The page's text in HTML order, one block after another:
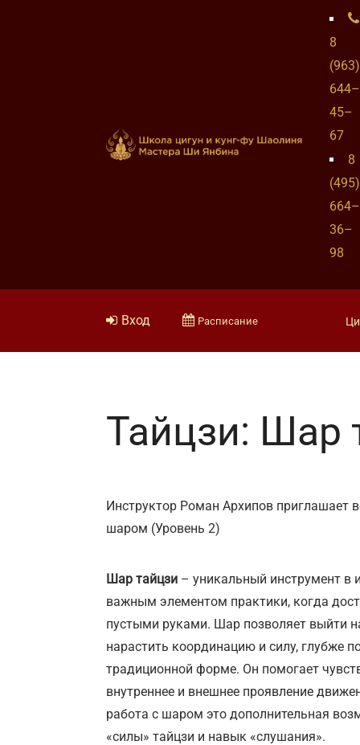
8
(963)
644–
45–
67
8
(495)
664–
36–
98
Вход Расписание
Тайцзи: Шар
Инструктор Роман Архипов приглашает
шаром (Уровень 2)
Шар тайцзи – уникальный инструмент в
важным элементом практики, когда
пустыми руками. Шар позволяет выйти
нарастить координацию и силу, глубже
традиционной форме. Он помогает
внутреннее и внешнее проявление
работа с шаром это дополнительная
«силы» тайцзи и навык «слушания».